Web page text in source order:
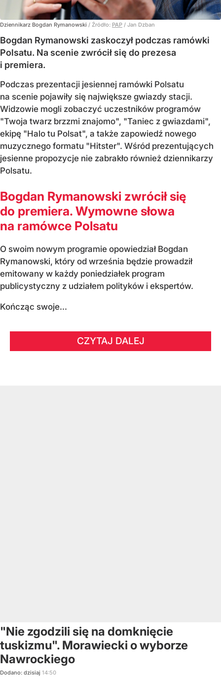
Dziennikarz Bogdan Rymanowski / Źródło: PAP / Jan Dzban
Bogdan Rymanowski zaskoczył podczas ramówki
Polsatu. Na scenie zwrócił się do prezesa
i premiera.
Podczas prezentacji jesiennej ramówki Polsatu
na scenie pojawiły się największe gwiazdy stacji.
Widzowie mogli zobaczyć uczestników programów
"Twoja twarz brzzmi znajomo", "Taniec z gwiazdami",
ekipę "Halo tu Polsat", a także zapowiedź nowego
muzycznego formatu "Hitster". Wśród prezentujących
jesienne propozycje nie zabrakło również dziennikarzy
Polsatu.
Bogdan Rymanowski zwrócił się
do premiera. Wymowne słowa
na ramówce Polsatu
O swoim nowym programie opowiedział Bogdan
Rymanowski, który od września będzie prowadził
emitowany w każdy poniedziałek program
publicystyczny z udziałem polityków i ekspertów.
Kończąc swoje...
CZYTAJ DALEJ
"Nie zgodzili się na domknięcie
tuskizmu". Morawiecki o wyborze
Nawrockiego
Dodano: dzisiaj 14:50